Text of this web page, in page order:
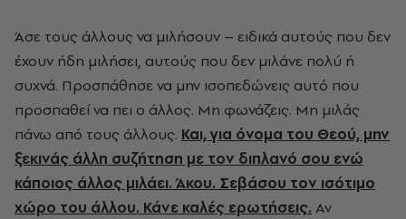
Άσε τους άλλους να μιλήσουν – ειδικά αυτούς που δεν
έχουν ήδη μιλήσει, αυτούς που δεν μιλάνε πολύ ή
συχνά. Προσπάθησε να μην ισοπεδώνεις αυτό που
προσπαθεί να πει ο άλλος. Μη φωνάζεις. Μη μιλάς
πάνω από τους άλλους. Και, για όνομα του Θεού, μην
ξεκινάς άλλη συζήτηση με τον διπλανό σου ενώ
κάποιος άλλος μιλάει. Άκου. Σεβάσου τον ισότιμο
χώρο του άλλου. Κάνε καλές ερωτήσεις. Αν